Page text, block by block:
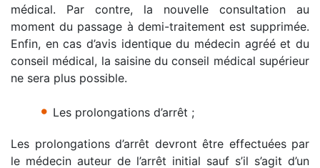
médical. Par contre, la nouvelle consultation au
moment du passage à demi-traitement est supprimée.
Enfin, en cas d’avis identique du médecin agréé et du
conseil médical, la saisine du conseil médical supérieur
ne sera plus possible.
• Les prolongations d’arrêt ;
Les prolongations d’arrêt devront être effectuées par
le médecin auteur de l’arrêt initial sauf s’il s’agit d’un